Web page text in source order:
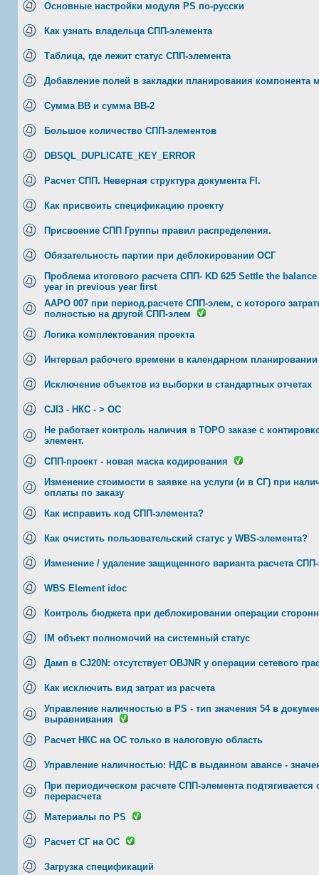
Основные настройки модуля PS по-русски
Как узнать владельца СПП-элемента
Таблица, где лежит статус СПП-элемента
Добавление полей в закладки планирования компонента
Сумма ВВ и сумма ВВ-2
Большое количество СПП-элементов
DBSQL_DUPLICATE_KEY_ERROR
Расчет СПП. Неверная структура документа FI.
Как присвоить спецификацию проекту
Присвоение СПП Группы правил распределения.
Обязательность партии при деблокировании ОСГ
Проблема итогового расчета СПП- KD 625 Settle the
year in previous year first
AAPO 007 при период.расчете СПП-элем, с которого
полностью на другой СПП-элем
Логика комплектования проекта
Интервал рабочего времени в календарном планировании
Исключение объектов из выборки в стандартных отчетах
CJI3 - НКС - > ОС
Не работает контроль наличия в ТОРО заказе с
элемент.
СПП-проект - новая маска кодирования
Изменение стоимости в заявке на услуги (и в СГ) при
оплаты по заказу
Как исправить код СПП-элемента?
Как очистить пользовательский статус у WBS-элемента?
Изменение / удаление защищенного варианта расчета
WBS Element idoc
Контроль бюджета при деблокировании операции
IM объект полномочий на системный статус
Дамп в CJ20N: отсутствует OBJNR у операции сетевого
Как исключить вид затрат из расчета
Управление наличностью в PS - тип значения 54 в
выравнивания
Расчет НКС на ОС только в налоговую область
Управление наличностью: НДС в выданном авансе -
При периодическом расчете СПП-элемента подтягивается
перерасчета
Материалы по PS
Расчет СГ на ОС
Загрузка спецификаций